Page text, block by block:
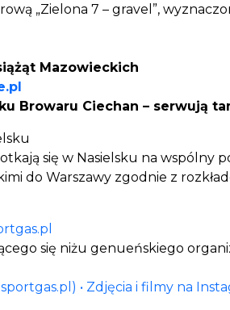
„Zielona 7 – gravel”,
Mazowieckich
Browaru Ciechan – serwują
się w Nasielsku na wspólny
do Warszawy zgodnie z
się niżu genueńskiego
• Zdjęcia i filmy na